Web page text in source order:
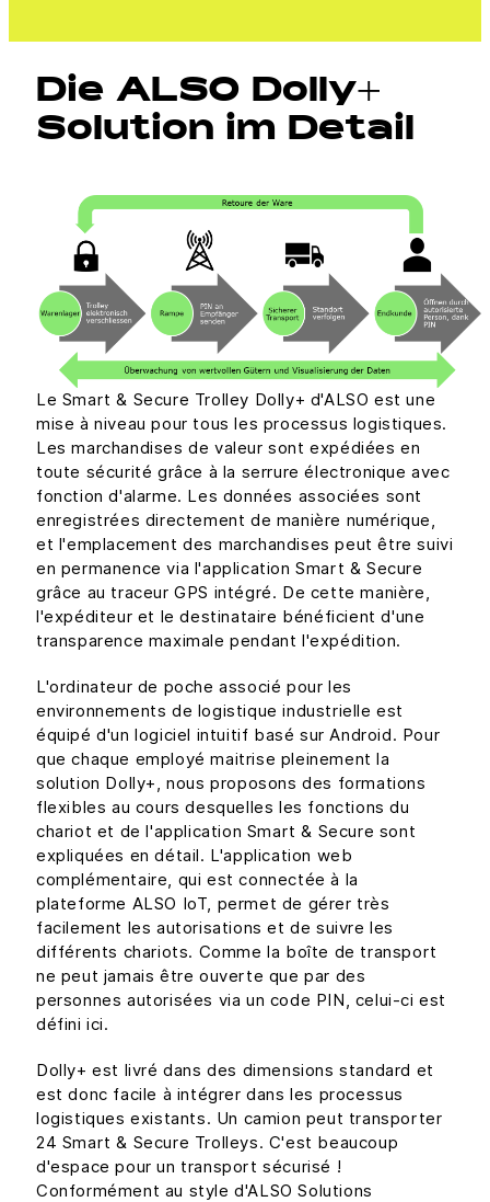
Die ALSO Dolly+
Solution im Detail
Le Smart & Secure Trolley Dolly+ d'ALSO est une
mise à niveau pour tous les processus logistiques.
Les marchandises de valeur sont expédiées en
toute sécurité grâce à la serrure électronique avec
fonction d'alarme. Les données associées sont
enregistrées directement de manière numérique,
et l'emplacement des marchandises peut être suivi
en permanence via l'application Smart & Secure
grâce au traceur GPS intégré. De cette manière,
l'expéditeur et le destinataire bénéficient d'une
transparence maximale pendant l'expédition.
L'ordinateur de poche associé pour les
environnements de logistique industrielle est
équipé d'un logiciel intuitif basé sur Android. Pour
que chaque employé maitrise pleinement la
solution Dolly+, nous proposons des formations
flexibles au cours desquelles les fonctions du
chariot et de l'application Smart & Secure sont
expliquées en détail. L'application web
complémentaire, qui est connectée à la
plateforme ALSO IoT, permet de gérer très
facilement les autorisations et de suivre les
différents chariots. Comme la boîte de transport
ne peut jamais être ouverte que par des
personnes autorisées via un code PIN, celui-ci est
défini ici.
Dolly+ est livré dans des dimensions standard et
est donc facile à intégrer dans les processus
logistiques existants. Un camion peut transporter
24 Smart & Secure Trolleys. C'est beaucoup
d'espace pour un transport sécurisé !
Conformément au style d'ALSO Solutions